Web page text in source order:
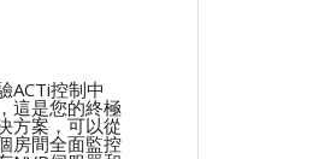
ACTi控制中
這是您的終極
方案，可以從
房間全面監控